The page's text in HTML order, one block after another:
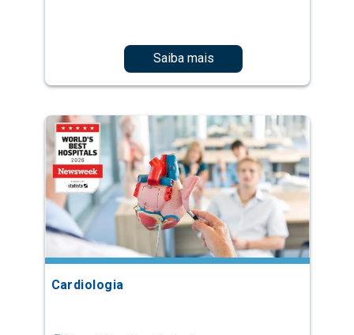
Saiba mais
Cardiologia